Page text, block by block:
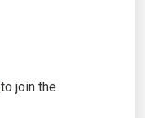
to join the